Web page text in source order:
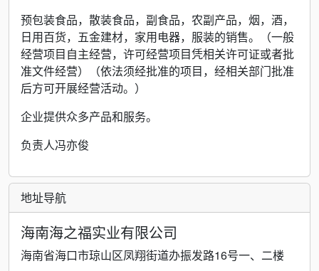
预包装食品，散装食品，副食品，农副产品，烟，酒，
日用百货，五金建材，家用电器，服装的销售。（一般
经营项目自主经营，许可经营项目凭相关许可证或者批
准文件经营）（依法须经批准的项目，经相关部门批准
后方可开展经营活动。）
企业提供众多产品和服务。
负责人冯亦俊
地址导航
海南海之福实业有限公司
海南省海口市琼山区凤翔街道办振发路16号一、二楼